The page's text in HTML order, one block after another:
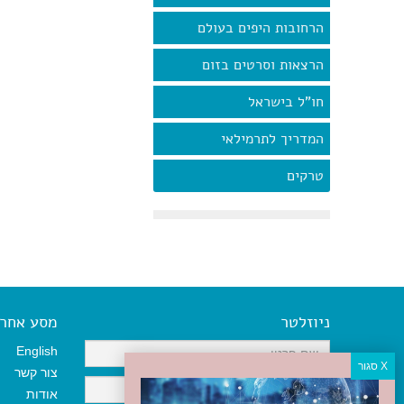
הרחובות היפים בעולם
הרצאות וסרטים בזום
חו"ל בישראל
המדריך לתרמילאי
טרקים
ניוזלטר מסע אחר
English
צור קשר
אודות